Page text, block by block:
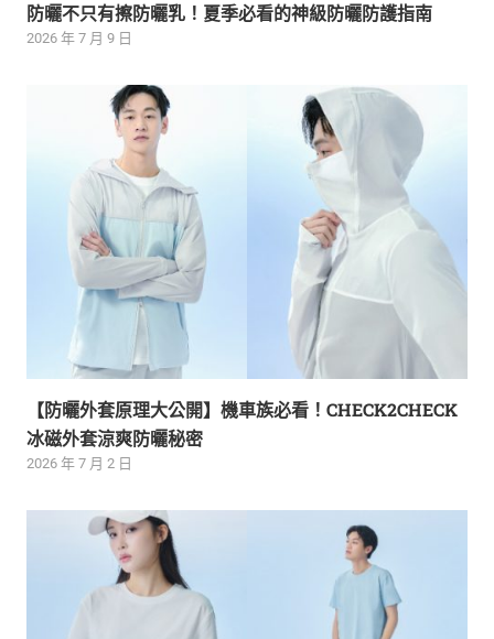
防曬不只有擦防曬乳！夏季必看的神級防曬防護指南
2026 年 7 月 9 日
【防曬外套原理大公開】機車族必看！CHECK2CHECK
冰磁外套涼爽防曬秘密
2026 年 7 月 2 日